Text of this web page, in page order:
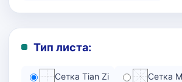
Тип листа:
Сетка Tian Zi Сетка